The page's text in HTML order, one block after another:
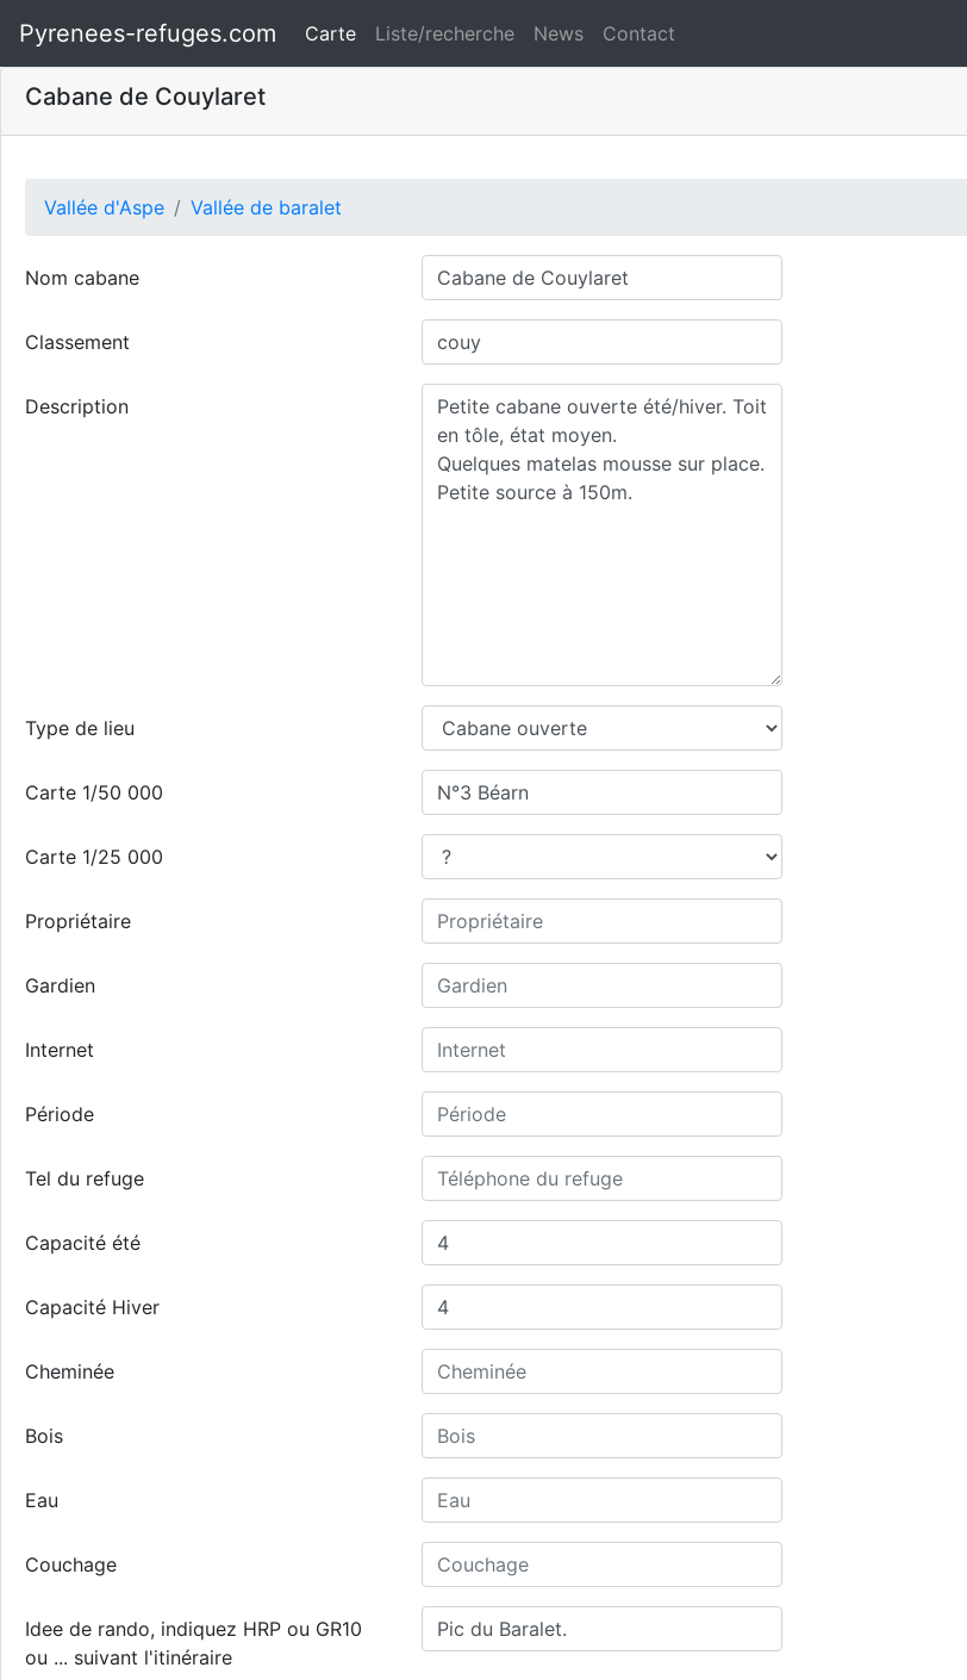
Pyrenees-refuges.com Carte Liste/recherche News Contact
Cabane de Couylaret
Vallée d'Aspe Vallée de baralet
Nom cabane
Classement
Description
Type de lieu
Carte 1/50 000
Carte 1/25 000
Propriétaire
Gardien
Internet
Période
Tel du refuge
Capacité été
Capacité Hiver
Cheminée
Bois
Eau
Couchage
Idee de rando, indiquez HRP ou GR10
ou ... suivant l'itinéraire